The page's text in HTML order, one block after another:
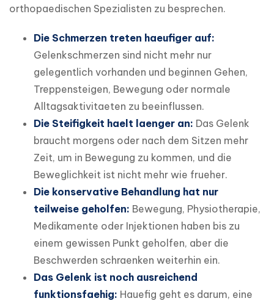
orthopaedischen Spezialisten zu besprechen.
Die Schmerzen treten haeufiger auf:
Gelenkschmerzen sind nicht mehr nur
gelegentlich vorhanden und beginnen Gehen,
Treppensteigen, Bewegung oder normale
Alltagsaktivitaeten zu beeinflussen.
Die Steifigkeit haelt laenger an: Das Gelenk
braucht morgens oder nach dem Sitzen mehr
Zeit, um in Bewegung zu kommen, und die
Beweglichkeit ist nicht mehr wie frueher.
Die konservative Behandlung hat nur
teilweise geholfen: Bewegung, Physiotherapie,
Medikamente oder Injektionen haben bis zu
einem gewissen Punkt geholfen, aber die
Beschwerden schraenken weiterhin ein.
Das Gelenk ist noch ausreichend
funktionsfaehig: Hauefig geht es darum, eine